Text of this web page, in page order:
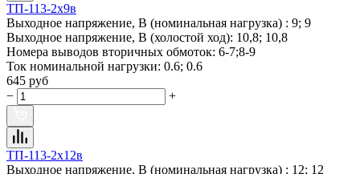
ТП-113-2х9в
Выходное напряжение, В (номинальная нагрузка) : 9; 9
Выходное напряжение, В (холостой ход): 10,8; 10,8
Номера выводов вторичных обмоток: 6-7;8-9
Ток номинальной нагрузки: 0.6; 0.6
645 руб
−
+
ТП-113-2х12в
Выходное напряжение, В (номинальная нагрузка) : 12; 12